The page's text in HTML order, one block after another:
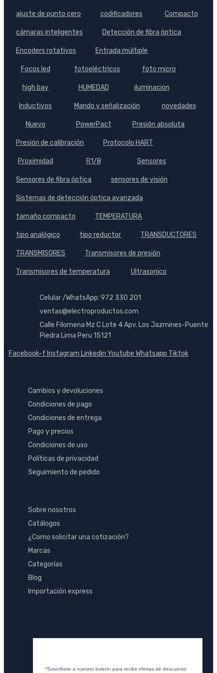
ajuste de punto cero codificadores Compacto
cámaras inteligentes Detección de fibra óptica
Encoders rotativos Entrada múltiple
Focos led fotoeléctricos foto micro
high bay HUMEDAD iluminacion
Inductivos Mando y señalización novedades
Nuevo PowerPact Presión absoluta
Presión de calibración Protocolo HART
Proximidad R1/8 Sensores
Sensores de fibra óptica sensores de visión
Sistemas de detección óptica avanzada
tamaño compacto TEMPERATURA
tipo analógico tipo reductor TRANSDUCTORES
TRANSMISORES Transmisores de presión
Transmisores de temperatura Ultrasonico
Celular /WhatsApp: 972 330 201
ventas@electroproductos.com
Calle Filomena Mz C Lote 4 Apv. Los Jazmines-Puente
Piedra Lima Peru 15121
Facebook-f Instagram Linkedin Youtube Whatsapp Tiktok
Cambios y devoluciones
Condiciones de pago
Condiciones de entrega
Pago y precios
Condiciones de uso
Políticas de privacidad
Seguimiento de pedido
Sobre nosotros
Catálogos
¿Como solicitar una cotización?
Marcas
Categorías
Blog
Importación express
*Suscríbete a nuestro boletín para recibir ofertas de descuento